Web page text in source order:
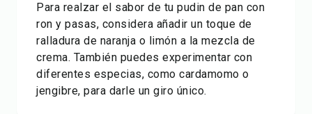
Para realzar el sabor de tu pudin de pan con
ron y pasas, considera añadir un toque de
ralladura de naranja o limón a la mezcla de
crema. También puedes experimentar con
diferentes especias, como cardamomo o
jengibre, para darle un giro único.